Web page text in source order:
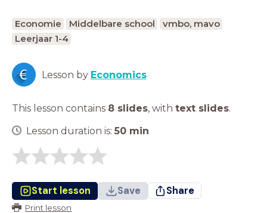
Economie Middelbare school
vmbo, mavo
Leerjaar 1-4
Lesson by Economics
This lesson contains 8 slides, with text slides.
Lesson duration is: 50 min
Start lesson Save Share
Print lesson